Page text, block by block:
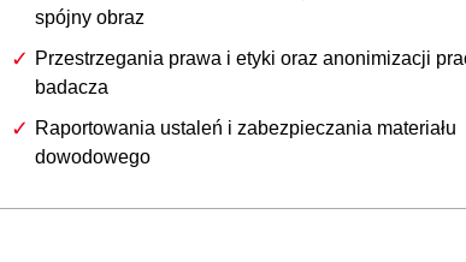
spójny obraz
Przestrzegania prawa i etyki oraz anonimizacji
badacza
Raportowania ustaleń i zabezpieczania materiału
dowodowego